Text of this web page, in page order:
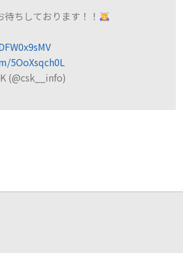
ちしております！！
5OoXsqch0L
(@csk__info)